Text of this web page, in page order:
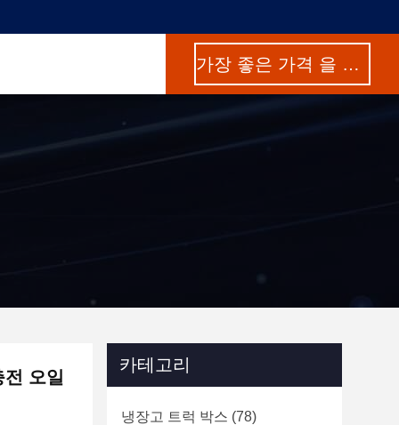
가장 좋은 가격 을 구하라
오일
카테고리
냉장고 트럭 박스 (78)